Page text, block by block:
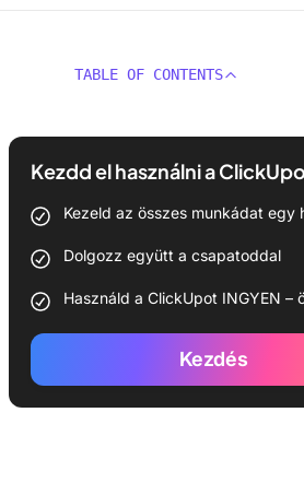
TABLE OF CONTENTS
Kezdd el használni a
Kezeld az összes munkádat egy
Dolgozz együtt a csapatoddal
Használd a ClickUpot INGYEN –
Kezdés